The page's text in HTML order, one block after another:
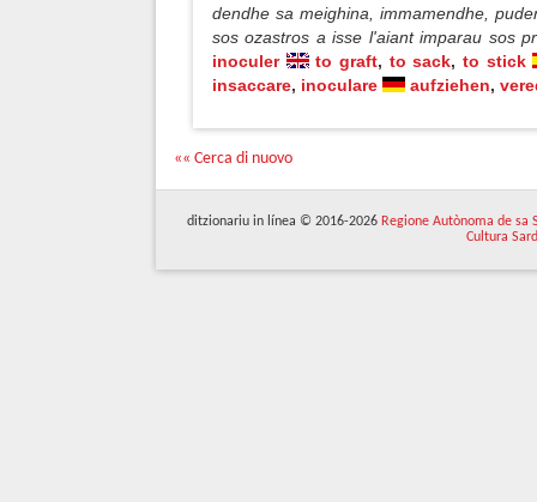
dendhe sa meighina, immamendhe,
sos ozastros a isse l'aiant imparau sos
inoculer
to graft, to sack, to stick
insaccare, inoculare aufziehen,
«« Cerca di nuovo
ditzionariu in línea © 2016-2026 Regione Autònoma de sa
Cultura